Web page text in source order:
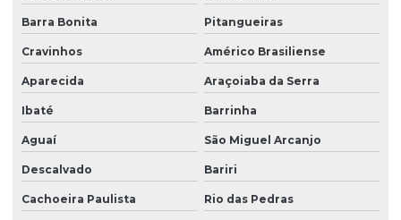
Portaria de condomínio automatizada
Portaria eletrônica
Portaria eletrônica condomínio
Portaria remota
Portaria remota condomínio
Barra Bonita Pitangueiras
Cravinhos Américo Brasiliense
Aparecida Araçoiaba da Serra
Ibaté Barrinha
Aguaí São Miguel Arcanjo
Descalvado Bariri
Cachoeira Paulista Rio das Pedras